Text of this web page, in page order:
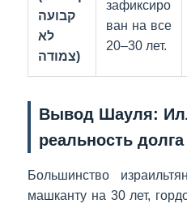
קבועה
לא
צמודה)
зафиксиро
ван на все
20–30 лет.
Вывод Шауля:
реальность долга
Большинство
машканту на 30 лет,